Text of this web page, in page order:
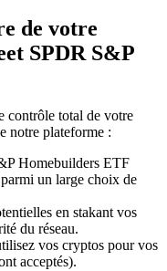
de votre
SPDR S&P
contrôle total de votre
notre plateforme :
Homebuilders ETF
un large choix de
en stakant vos
du réseau.
vos cryptos pour vos
acceptés).